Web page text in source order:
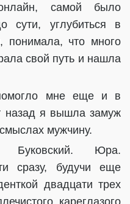
самой было
сути, углубиться в
понимала, что много
свой путь и нашла
мне еще и в
назад я вышла замуж
мужчину.
Буковский. Юра.
сразу, будучи еще
двадцати трех